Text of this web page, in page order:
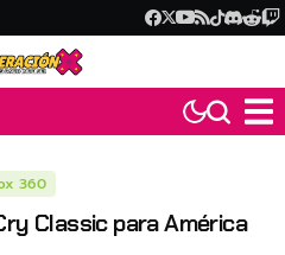
360
Classic para América